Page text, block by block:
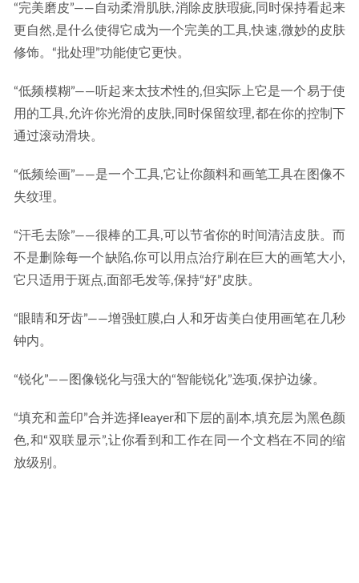
“完美磨皮”——自动柔滑肌肤,消除皮肤瑕疵,同时保持看起来
更自然,是什么使得它成为一个完美的工具,快速,微妙的皮肤
修饰。“批处理”功能使它更快。
“低频模糊”——听起来太技术性的,但实际上它是一个易于使
用的工具,允许你光滑的皮肤,同时保留纹理,都在你的控制下
通过滚动滑块。
“低频绘画”——是一个工具,它让你颜料和画笔工具在图像不
失纹理。
“汗毛去除”——很棒的工具,可以节省你的时间清洁皮肤。而
不是删除每一个缺陷,你可以用点治疗刷在巨大的画笔大小,
它只适用于斑点,面部毛发等,保持“好”皮肤。
“眼睛和牙齿”——增强虹膜,白人和牙齿美白使用画笔在几秒
钟内。
“锐化”——图像锐化与强大的“智能锐化”选项,保护边缘。
“填充和盖印”合并选择leayer和下层的副本,填充层为黑色颜
色,和“双联显示”,让你看到和工作在同一个文档在不同的缩
放级别。